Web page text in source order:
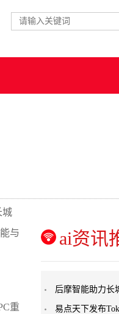
城
与
重
ai资讯
后摩智能助力长
易点天下发布